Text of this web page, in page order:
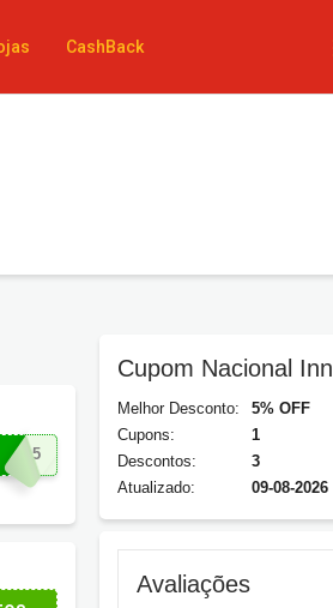
CashBack
Cupom Nacional Inn
Melhor Desconto:
5% OFF
Cupons:
1
Descontos:
3
Atualizado:
09-08-2026
Avaliações